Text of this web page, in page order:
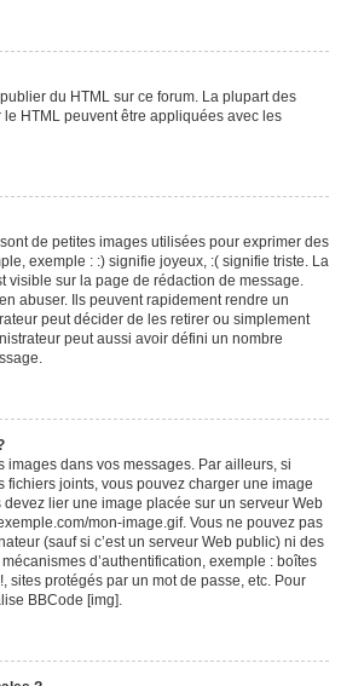
du HTML sur ce forum. La plupart des
HTML peuvent être appliquées avec les
de petites images utilisées pour exprimer des
exemple : :) signifie joyeux, :( signifie triste. La
visible sur la page de rédaction de message.
abuser. Ils peuvent rapidement rendre un
peut décider de les retirer ou simplement
peut aussi avoir défini un nombre
images dans vos messages. Par ailleurs, si
fichiers joints, vous pouvez charger une image
devez lier une image placée sur un serveur Web
mon-image.gif. Vous ne pouvez pas
(sauf si c’est un serveur Web public) ni des
d’authentification, exemple : boîtes
sites protégés par un mot de passe, etc. Pour
BBCode [img].